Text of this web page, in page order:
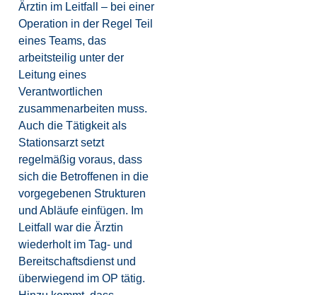
Ärztin im Leitfall – bei einer
Operation in der Regel Teil
eines Teams, das
arbeitsteilig unter der
Leitung eines
Verantwortlichen
zusammenarbeiten muss.
Auch die Tätigkeit als
Stationsarzt setzt
regelmäßig voraus, dass
sich die Betroffenen in die
vorgegebenen Strukturen
und Abläufe einfügen. Im
Leitfall war die Ärztin
wiederholt im Tag- und
Bereitschaftsdienst und
überwiegend im OP tätig.